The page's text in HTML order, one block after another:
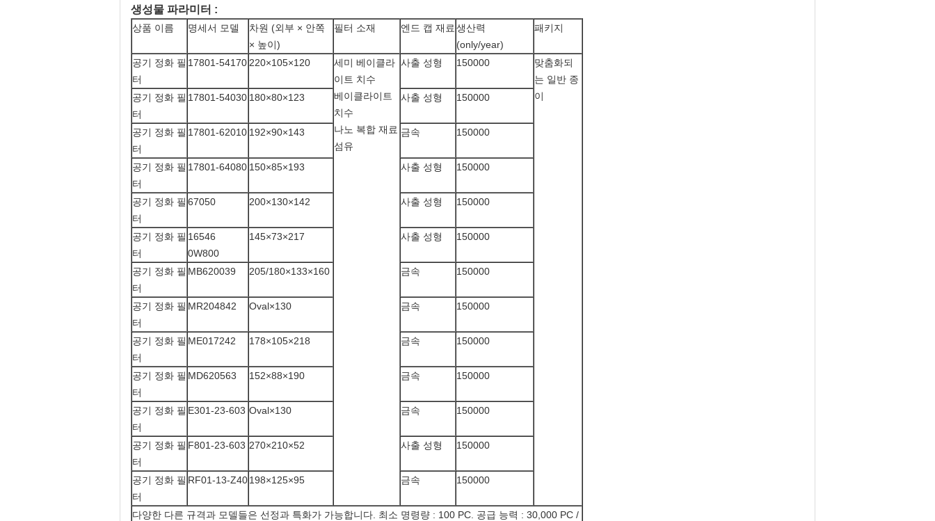
생성물 파라미터 :
상품 이름 명세서 모델
차원 (외부 × 안쪽
× 높이)
필터 소재 엔드 캡 재료 생산력
(only/year)
패키지
공기 정화 필
터
17801-54170 220×105×120
세미 베이클라
이트 치수
베이클라이트
치수
나노 복합 재료
섬유
사출 성형 150000
맞춤화되
는 일반 종
이
공기 정화 필
터
17801-54030 180×80×123 사출 성형 150000
공기 정화 필
터
17801-62010 192×90×143 금속 150000
공기 정화 필
터
17801-64080 150×85×193 사출 성형 150000
공기 정화 필
터
67050 200×130×142 사출 성형 150000
공기 정화 필
터
16546
0W800
145×73×217 사출 성형 150000
공기 정화 필
터
MB620039 205/180×133×160 금속 150000
공기 정화 필
터
MR204842 Oval×130 금속 150000
공기 정화 필
터
ME017242 178×105×218 금속 150000
공기 정화 필
터
MD620563 152×88×190 금속 150000
공기 정화 필
터
E301-23-603 Oval×130 금속 150000
공기 정화 필
터
F801-23-603 270×210×52 사출 성형 150000
공기 정화 필
터
RF01-13-Z40198×125×95 금속 150000
다양한 다른 규격과 모델들은 선정과 특화가 가능합니다. 최소 명령량 : 100 PC. 공급 능력 : 30,000 PC /